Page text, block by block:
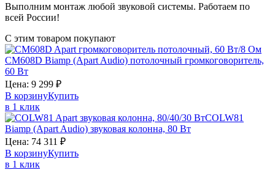
Выполним монтаж любой звуковой системы. Работаем по
всей России!
С этим товаром покупают
CM608D Biamp (Apart Audio) потолочный громкоговоритель,
60 Вт
Цена: 9 299 ₽
В корзинуКупить
в 1 клик
COLW81
Biamp (Apart Audio) звуковая колонна, 80 Вт
Цена: 74 311 ₽
В корзинуКупить
в 1 клик